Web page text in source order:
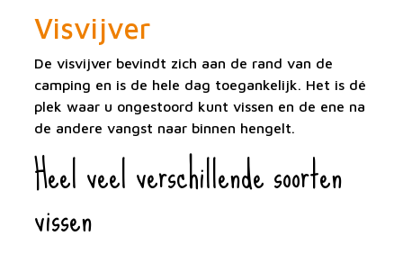
Visvijver
De visvijver bevindt zich aan de rand van de
camping en is de hele dag toegankelijk. Het is dé
plek waar u ongestoord kunt vissen en de ene na
de andere vangst naar binnen hengelt.
Heel veel verschillende soorten
vissen